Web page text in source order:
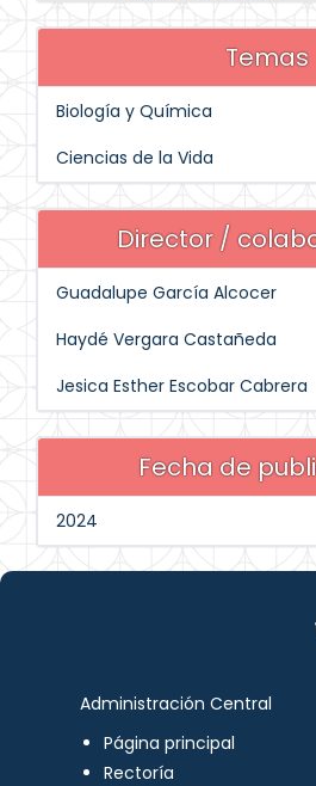
Temas
Biología y Química
Ciencias de la Vida
Director /
Guadalupe García Alcocer
Haydé Vergara Castañeda
Jesica Esther Escobar Cabrera
Fecha de
2024
Administración Central
Página principal
Rectoría